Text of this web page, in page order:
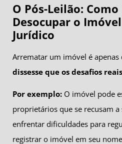
O Pós-Leilão:
Desocupar o
Jurídico
Arrematar um imóvel é apenas
dissesse que os desafios
Por exemplo: O imóvel pode
proprietários que se recusam
enfrentar dificuldades para
registrar o imóvel em seu